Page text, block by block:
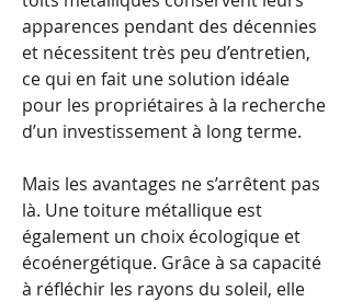
apparences pendant des décennies
et nécessitent très peu d’entretien,
ce qui en fait une solution idéale
pour les propriétaires à la recherche
d’un investissement à long terme.
Mais les avantages ne s’arrêtent pas
là. Une toiture métallique est
également un choix écologique et
écoénergétique. Grâce à sa capacité
à réfléchir les rayons du soleil, elle